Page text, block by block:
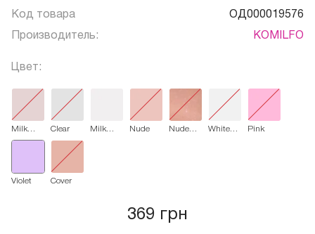
Код товара ОД000019576
Производитель: KOMILFO
Цвет:
Milk
Pink
Clear
Milk
Nude
Nude
White
Pink
Violet Cover
369 грн